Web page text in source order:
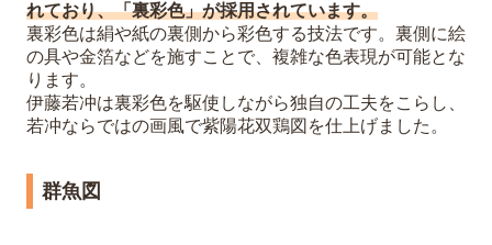
れており、「裏彩色」が採用されています。
裏彩色は絹や紙の裏側から彩色する技法です。裏側に絵
の具や金箔などを施すことで、複雑な色表現が可能とな
ります。
伊藤若冲は裏彩色を駆使しながら独自の工夫をこらし、
若冲ならではの画風で紫陽花双鶏図を仕上げました。
群魚図